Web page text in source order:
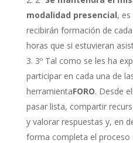
modalidad presencial,
recibirán formación de
horas que si estuvieran
3º Tal como se les ha
participar en cada una de
herramientaFORO. Desde
pasar lista, compartir
y valorar respuestas y, en
forma completa el proceso